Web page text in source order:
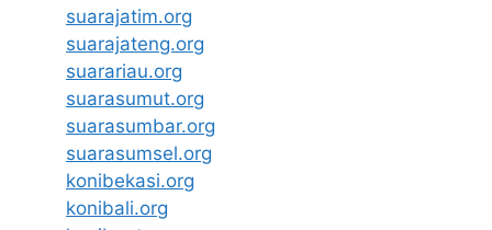
suarajatim.org
suarajateng.org
suarariau.org
suarasumut.org
suarasumbar.org
suarasumsel.org
konibekasi.org
konibali.org